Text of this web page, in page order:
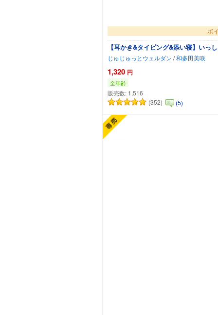
ボ
【耳かき&タイピング&添い寝】いっ
じゅじゅっとウェルダン /和多田美咲
1,320 円
全年齢
販売数: 1,516
(352)
(5)